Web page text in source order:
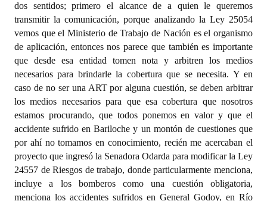
dos sentidos; primero el alcance de a quien le queremos
transmitir la comunicación, porque analizando la Ley 25054
vemos que el Ministerio de Trabajo de Nación es el organismo
de aplicación, entonces nos parece que también es importante
que desde esa entidad tomen nota y arbitren los medios
necesarios para brindarle la cobertura que se necesita. Y en
caso de no ser una ART por alguna cuestión, se deben arbitrar
los medios necesarios para que esa cobertura que nosotros
estamos procurando, que todos ponemos en valor y que el
accidente sufrido en Bariloche y un montón de cuestiones que
por ahí no tomamos en conocimiento, recién me acercaban el
proyecto que ingresó la Senadora Odarda para modificar la Ley
24557 de Riesgos de trabajo, donde particularmente menciona,
incluye a los bomberos como una cuestión obligatoria,
menciona los accidentes sufridos en General Godoy, en Río